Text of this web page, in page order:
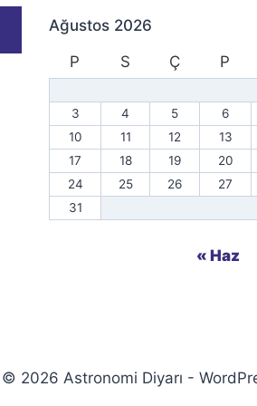
Ağustos 2026
P
S Ç P
3
4 5 6
10
11 12 13
17
18 19 20
24
25 26 27
31
« Haz
© 2026 Astronomi Diyarı -